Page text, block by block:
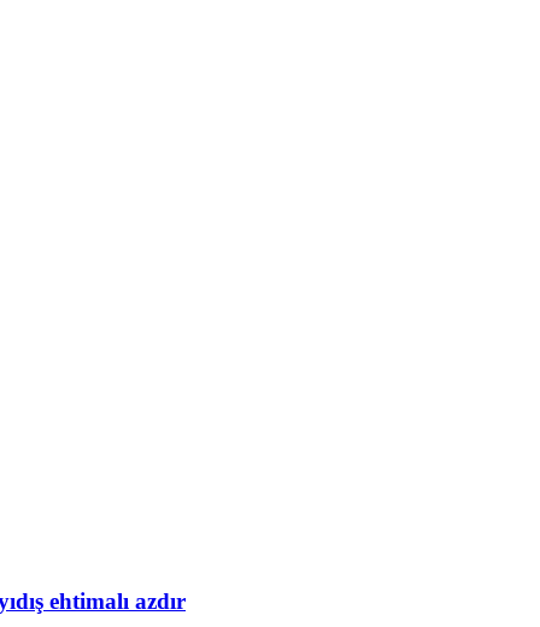
ehtimalı azdır